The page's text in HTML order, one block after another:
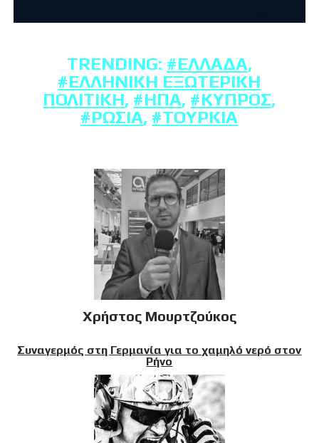
TRENDING: #ΕΛΛΆΔΑ,
#ΕΛΛΗΝΙΚΉ ΕΞΩΤΕΡΙΚΉ
ΠΟΛΙΤΙΚΉ, #ΗΠΑ, #ΚΎΠΡΟΣ,
#ΡΩΣΊΑ, #ΤΟΥΡΚΊΑ
Χρήστος Μουρτζούκος
Συναγερμός στη Γερμανία για το χαμηλό νερό στον
Ρήνο